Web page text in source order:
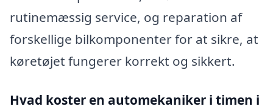
rutinemæssig service, og reparation af
forskellige bilkomponenter for at sikre, at
køretøjet fungerer korrekt og sikkert.
Hvad koster en automekaniker i timen i